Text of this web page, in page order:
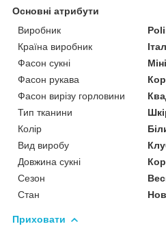
Основні атрибути
Виробник
Країна виробник
Фасон сукні
Міні
Фасон рукава
Фасон вирізу горловини
Тип тканини
Колір
Вид виробу
Довжина сукні
Сезон
Стан
Приховати